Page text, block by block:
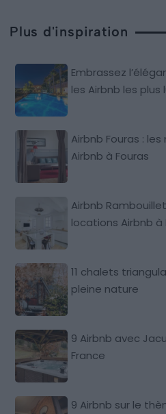
Plus d'inspiration
Embrassez
les Airbnb les plus
Airbnb Fouras :
Airbnb à Fouras
Airbnb
locations Airbnb à
11 chalets
pleine nature
9 Airbnb avec
France
9 Airbnb sur le